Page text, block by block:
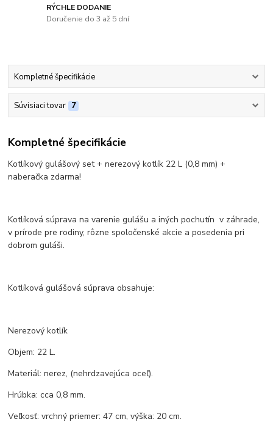
RÝCHLE DODANIE
Doručenie do 3 až 5 dní
Kompletné špecifikácie
Súvisiaci tovar 7
Kompletné špecifikácie
Kotlíkový gulášový set + nerezový kotlík 22 L (0,8 mm) +
naberačka zdarma!
Kotlíková súprava na varenie gulášu a iných pochutín v záhrade,
v prírode pre rodiny, rôzne spoločenské akcie a posedenia pri
dobrom guláši.
Kotlíková gulášová súprava obsahuje:
Nerezový kotlík
Objem: 22 L.
Materiál: nerez, (nehrdzavejúca oceľ).
Hrúbka: cca 0,8 mm.
Veľkosť: vrchný priemer: 47 cm, výška: 20 cm.